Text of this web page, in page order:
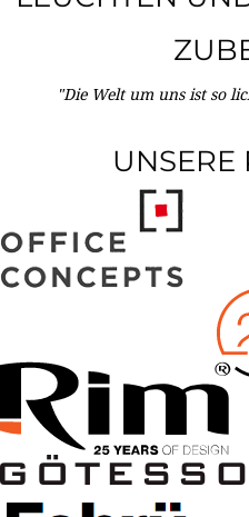
"Die Welt um uns ist so
UNSERE